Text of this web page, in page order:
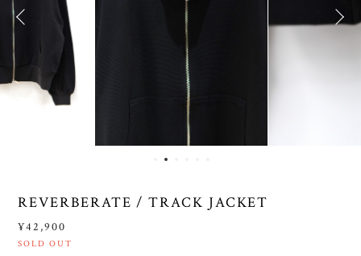
REVERBERATE / TRACK JACKET
¥42,900
SOLD OUT